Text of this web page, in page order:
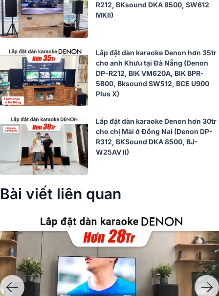
R212, BKsound DKA 8500, SW612
MKII)
Lắp đặt dàn karaoke Denon hơn 35tr
cho anh Khưu tại Đà Nẵng (Denon
DP-R212, BIK VM620A, BIK BPR-
5800, Bksound SW512, BCE U900
Plus X)
Lắp đặt dàn karaoke Denon hơn 30tr
cho chị Mài ở Đồng Nai (Denon DP-
R312, BKSound DKA 8500, BJ-
W25AV II)
Bài viết liên quan